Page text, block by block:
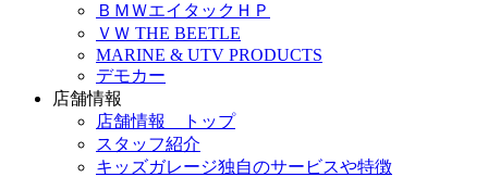
ＢＭＷエイタックＨＰ
ＶＷ THE BEETLE
MARINE & UTV PRODUCTS
デモカー
店舗情報
店舗情報 トップ
スタッフ紹介
キッズガレージ独自のサービスや特徴